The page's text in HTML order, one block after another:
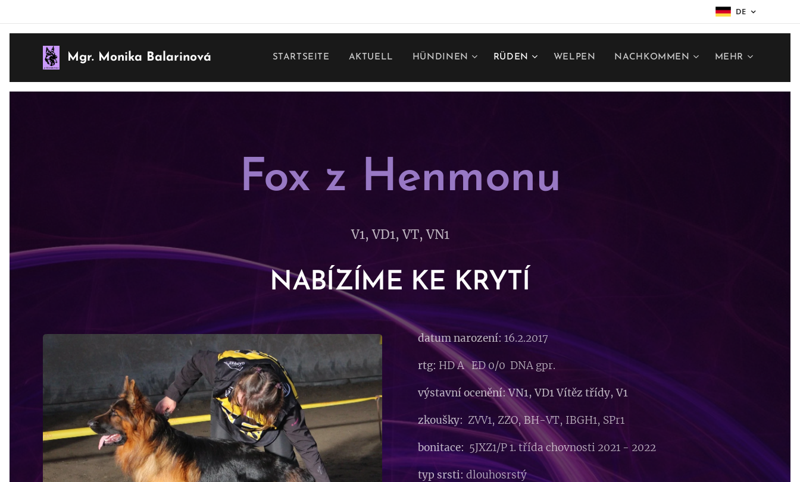
DE
Mgr. Monika Balarinová STARTSEITE AKTUELL HÜNDINEN RÜDEN WELPEN NACHKOMMEN MEHR
Fox z Henmonu
V1, VD1, VT, VN1
NABÍZÍME KE KRYTÍ
datum narození: 16.2.2017
rtg: HD A ED 0/0 DNA gpr.
výstavní ocenění: VN1, VD1 Vítěz třídy, V1
zkoušky: ZVV1, ZZO, BH-VT, IBGH1, SPr1
bonitace: 5JXZ1/P 1. třída chovnosti 2021 - 2022
typ srsti: dlouhosrstý